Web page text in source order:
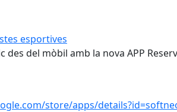
esportives
des del mòbil amb la nova APP
store/apps/